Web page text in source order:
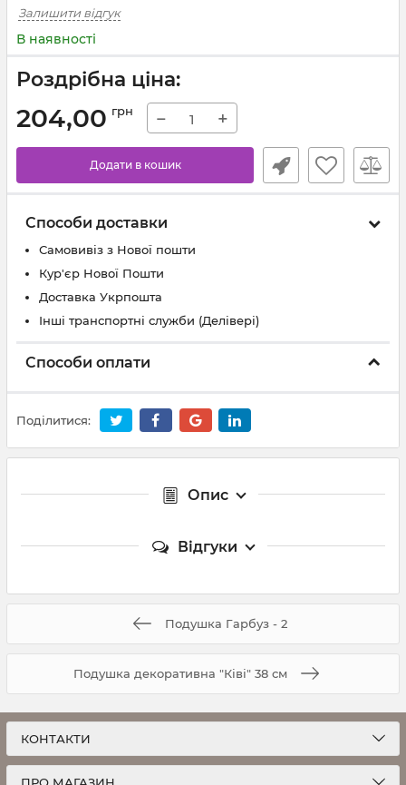
Залишити відгук
В наявності
Роздрібна ціна:
204,00 грн − +
Додати в кошик
Способи доставки
Самовивіз з Нової пошти
Кур'єр Нової Пошти
Доставка Укрпошта
Інші транспортні служби (Делівері)
Способи оплати
Поділитися:
Опис
Відгуки
Подушка Гарбуз - 2
Подушка декоративна "Ківі" 38 см
КОНТАКТИ